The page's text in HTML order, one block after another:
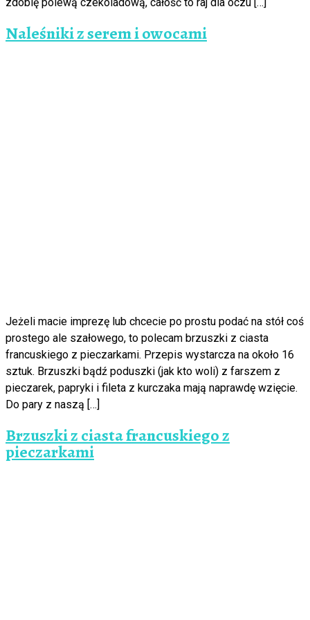
Naleśniki z serem i owocami
Jeżeli macie imprezę lub chcecie po prostu podać na stół coś
prostego ale szałowego, to polecam brzuszki z ciasta
francuskiego z pieczarkami. Przepis wystarcza na około 16
sztuk. Brzuszki bądź poduszki (jak kto woli) z farszem z
pieczarek, papryki i fileta z kurczaka mają naprawdę wzięcie.
Do pary z naszą […]
Brzuszki z ciasta francuskiego z
pieczarkami